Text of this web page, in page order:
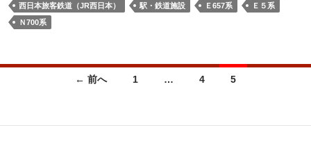
西日本旅客鉄道（JR西日本）
駅・鉄道施設 Ｅ657系
Ｅ５系
Ｎ700系
ナ
← 前へ 1 … 4 5